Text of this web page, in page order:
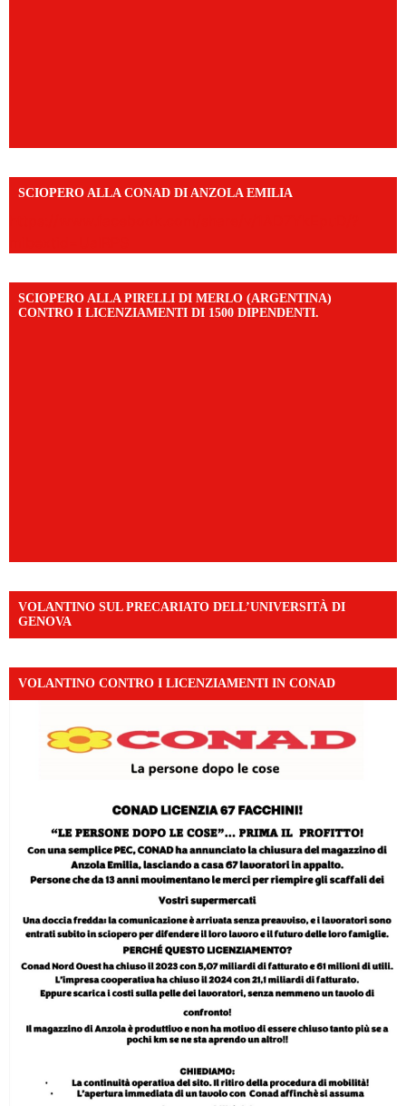
SCIOPERO ALLA CONAD DI ANZOLA EMILIA
SCIOPERO ALLA PIRELLI DI MERLO (ARGENTINA)
CONTRO I LICENZIAMENTI DI 1500 DIPENDENTI.
VOLANTINO SUL PRECARIATO DELL’UNIVERSITÀ DI
GENOVA
VOLANTINO CONTRO I LICENZIAMENTI IN CONAD